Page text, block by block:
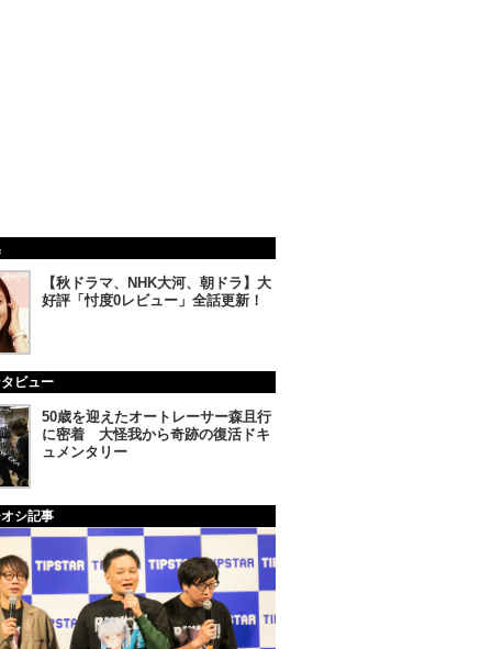
【秋ドラマ、NHK大河、朝ドラ】大
好評「忖度0レビュー」全話更新！
ビュー
50歳を迎えたオートレーサー森且行
に密着 大怪我から奇跡の復活ドキ
ュメンタリー
シ記事